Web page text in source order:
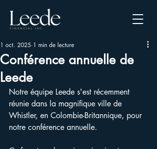
Conférence annuelle de
Leede
1 oct. 2025 1 min de lecture
Notre équipe Leede s'est récemment
réunie dans la magnifique ville de
Whistler, en Colombie-Britannique, pour
notre conférence annuelle.